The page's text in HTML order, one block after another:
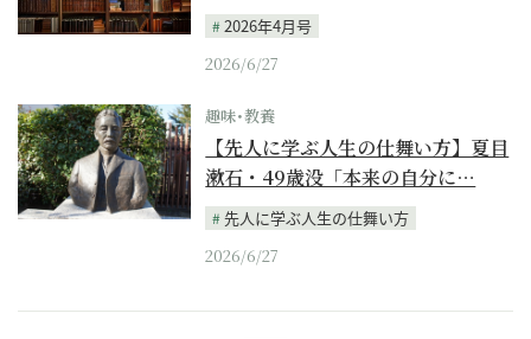
2026年4月号
2026/6/27
趣味･教養
【先人に学ぶ人生の仕舞い方】夏目
漱石・49歳没「本来の自分に…
先人に学ぶ人生の仕舞い方
2026/6/27